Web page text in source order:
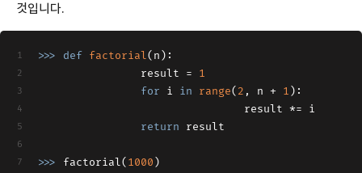
것입니다.
>>> def factorial( n ):
            	result =
1
for i in range( 2 , n + 1 ):
                            	result *= i
return result
>>> factorial( 1000 )